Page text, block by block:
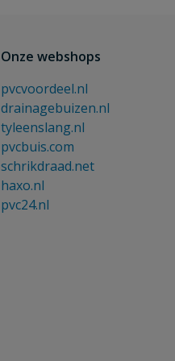
Onze webshops
pvcvoordeel.nl
drainagebuizen.nl
tyleenslang.nl
pvcbuis.com
schrikdraad.net
haxo.nl
pvc24.nl